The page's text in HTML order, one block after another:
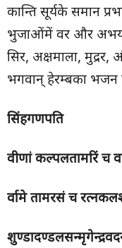
कान्ति सूर्यके समान
भुजाओंमें वर और
सिर, अक्षमाला,
भगवान् हेरम्बका भजन
सिंहगणपति
वीणां कल्पलतामरिं च
र्वामे तामरसं च